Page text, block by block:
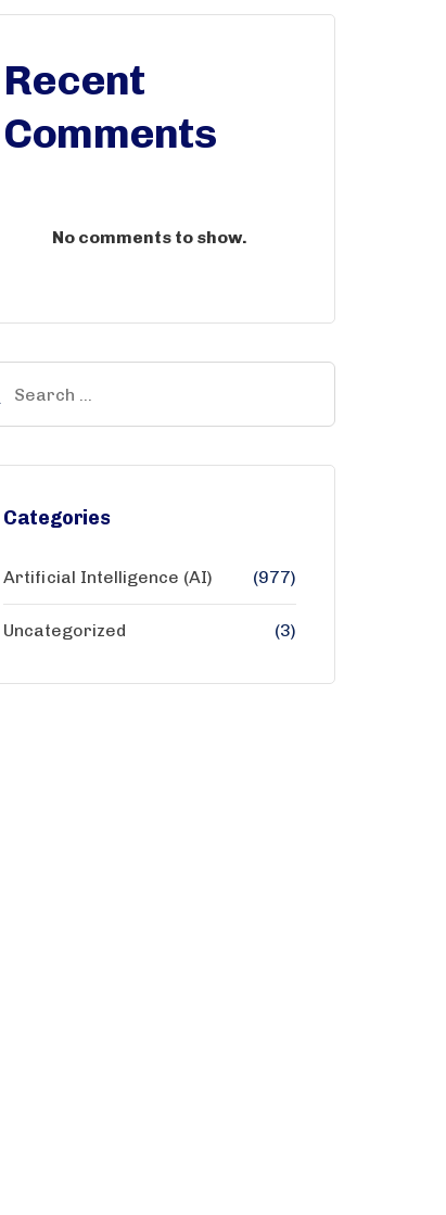
Recent
Comments
No comments to show.
Categories
Artificial Intelligence (AI) (977)
Uncategorized (3)